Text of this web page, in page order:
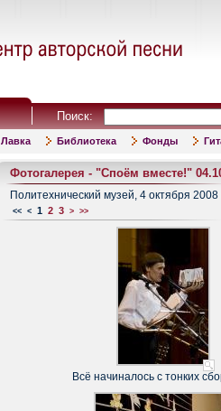
Поиск:
Лавка Библиотека Фонды
Фотогалерея - "Споём вместе!"
Политехнический музей, 4 октября
<< < 1 2 3 > >>
Всё начиналось с тонких